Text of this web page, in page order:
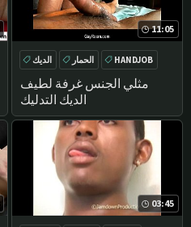
11:05
مثلي الجنس غرفة لطيف
الديك التدليك
الديك الحمار
HANDJOB
تدليك
03:45